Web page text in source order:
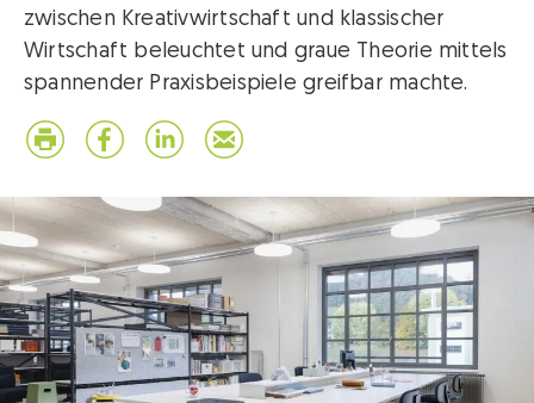
zwischen Kreativwirtschaft und klassischer
Wirtschaft beleuchtet und graue Theorie mittels
spannender Praxisbeispiele greifbar machte.